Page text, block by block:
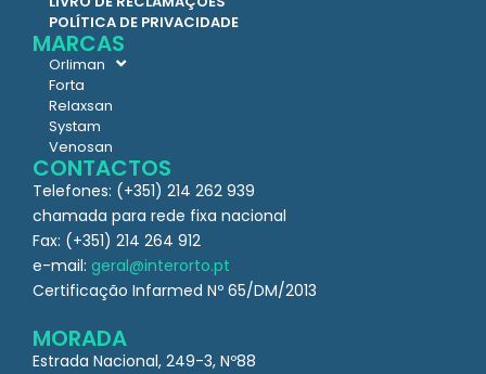
POLÍTICA DE PRIVACIDADE
MARCAS
Orliman
Forta
Relaxsan
Systam
Venosan
CONTACTOS
Telefones: (+351) 214 262 939
chamada para rede fixa nacional
Fax: (+351) 214 264 912
e-mail: geral@interorto.pt
Certificação Infarmed Nº 65/DM/2013
MORADA
Estrada Nacional, 249-3, Nº88